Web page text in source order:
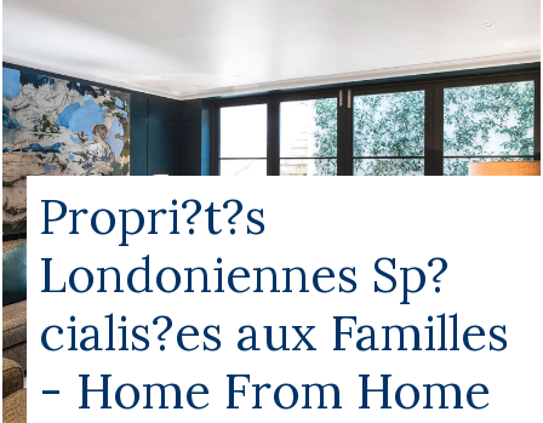
Propri?t?s
Londoniennes Sp?
cialis?es aux Familles
- Home From Home